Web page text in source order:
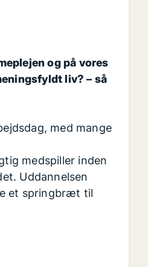
og på vores
liv? – så
med mange
medspiller inden
Uddannelsen
et springbræt til